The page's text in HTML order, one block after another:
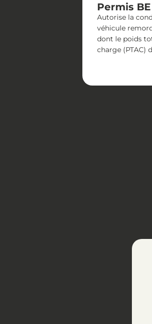
Permis BE
Autorise la
véhicule
dont le poids
charge (PTAC)